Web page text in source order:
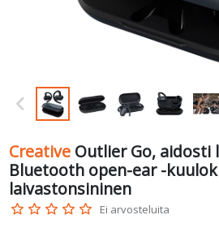
Creative Outlier Go,
Bluetooth open-ear -
laivastonsininen
star_border star_border star_border star_border star_border Ei arvosteluita